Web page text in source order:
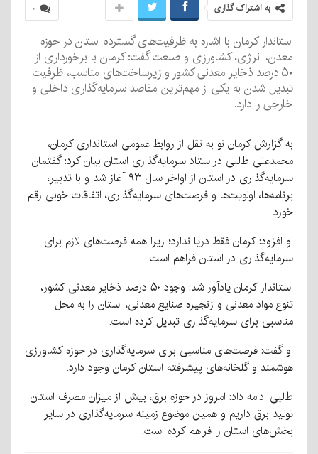
۰ به اشتراک گذاری
استاندار کرمان با اشاره به ظرفیت‌های گسترده استان در حوزه
معدن، انرژی، کشاورزی و صنعت گفت: کرمان با برخورداری از
۵۰ درصد ذخایر معدنی کشور و زیرساخت‌های مناسب، ظرفیت
تبدیل شدن به یکی از مهم‌ترین مقاصد سرمایه‌گذاری داخلی و
خارجی را دارد.
به گزارش کرمان نو به نقل از روابط عمومی استانداری کرمان،
محمدعلی طالبی در ستاد سرمایه‌گذاری استان بیان کرد: گفتمان
سرمایه‌گذاری در استان از اواخر سال ۹۳ آغاز شد و با تدبیر،
برنامه‌ها، اولویت‌ها و فرصت‌های سرمایه‌گذاری، اتفاقات خوبی رقم
خورد.
او افزود: کرمان فقط دریا ندارد؛ زیرا همه فرصت‌های لازم برای
سرمایه‌گذاری در استان فراهم است.
استاندار کرمان یادآور شد: وجود ۵۰ درصد ذخایر معدنی کشور،
تنوع مواد معدنی و زنجیره صنایع معدنی، استان را به محل
مناسبی برای سرمایه‌گذاری تبدیل کرده است.
او گفت: فرصت‌های مناسبی برای سرمایه‌گذاری در حوزه کشاورزی
هوشمند و گلخانه‌های پیشرفته استان کرمان وجود دارد.
طالبی ادامه داد: امروز در حوزه برق، بیش از میزان مصرف استان
تولید برق داریم و همین موضوع زمینه سرمایه‌گذاری در سایر
بخش‌های استان را فراهم کرده است.